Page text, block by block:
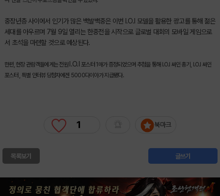
중장년층 사이에서 인기가 많은 백발백중은 이번 I.O.I 모델을 활용한 광고를 통해 젊은
세대를 아우르며 7월 9일 열리는 한중전을 시작으로 글로벌 대회의 모바일 게임으로
서 초석을 마련할 것으로 예상된다.
한편, 현장 관람객들에게는 전원 I.O.I포스터 1매가 증정되었으며 추첨을 통해 I.O.I 싸인 총기, I.O.I 싸인
포스터 , 특별 인터뷰 당첨자에겐 5000다이아가 지급됐다.
1 북마크
목록보기 글쓰기